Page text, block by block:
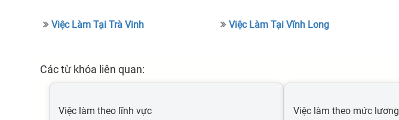
Việc Làm Tại Trà Vinh Việc Làm Tại Vĩnh Long
Các từ khóa liên quan:
Việc làm theo lĩnh vực Việc làm theo mức lương